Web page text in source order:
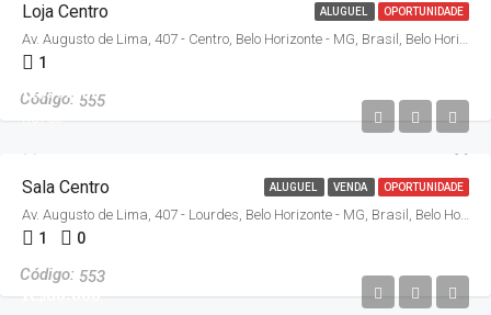
ALUGUEL OPORTUNIDADE
Loja Centro
Av. Augusto de Lima, 407 - Centro, Belo Horizonte - MG, Brasil, Belo Horizonte
555
1
ALUGUEL VENDA OPORTUNIDADE
R$90.000
R$700
Sala Centro
Av. Augusto de Lima, 407 - Lourdes, Belo Horizonte - MG, Brasil, Belo Horizonte
553
1 0
R$60.000